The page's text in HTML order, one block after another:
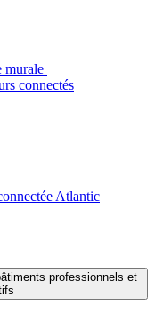
murale
connectés
Atlantic
professionnels et